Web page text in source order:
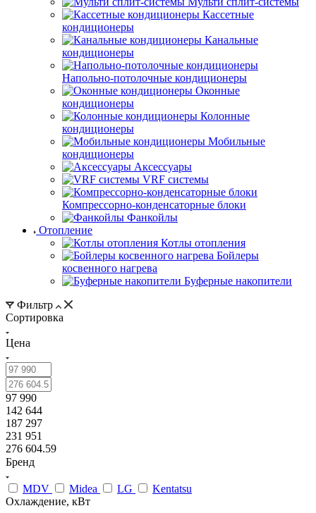
Кассетные
кондиционеры
Канальные
кондиционеры
Напольно-потолочные кондиционеры
Оконные
кондиционеры
Колонные
кондиционеры
Мобильные
кондиционеры
Аксессуары
VRF системы
Компрессорно-конденсаторные блоки
Фанкойлы
Отопление
Котлы отопления
Бойлеры
косвенного нагрева
Буферные накопители
Фильтр
Сортировка
Цена
97 990
142 644
187 297
231 951
276 604.59
Бренд
MDV Midea LG
Kentatsu
Охлаждение, кВт